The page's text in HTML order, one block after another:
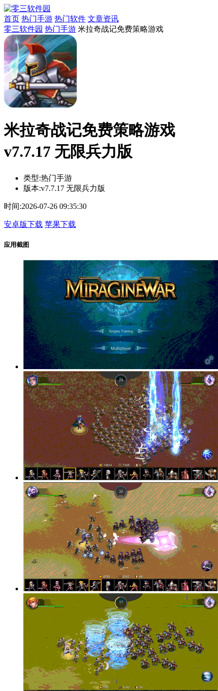
首页 热门手游 热门软件 文章资讯
零三软件园 热门手游 米拉奇战记免费策略游戏
米拉奇战记免费策略游戏
v7.7.17 无限兵力版
类型:热门手游
版本:v7.7.17 无限兵力版
时间:2026-07-26 09:35:30
安卓版下载 苹果下载
应用截图